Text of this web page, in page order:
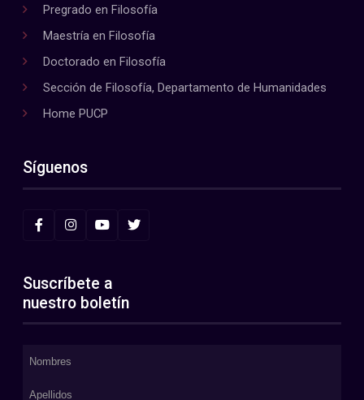
Pregrado en Filosofía
Maestría en Filosofía
Doctorado en Filosofía
Sección de Filosofía, Departamento de Humanidades
Home PUCP
Síguenos
Suscríbete a
nuestro boletín